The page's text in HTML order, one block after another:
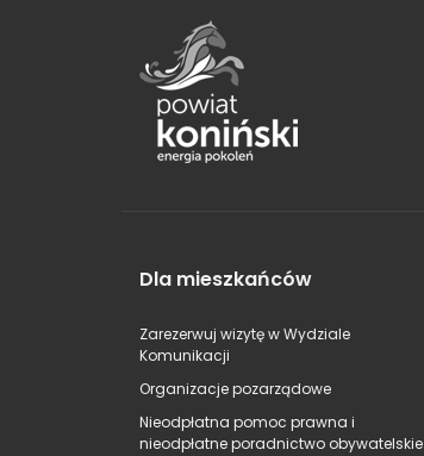
Dla mieszkańców
Zarezerwuj wizytę w Wydziale
Komunikacji
Organizacje pozarządowe
Nieodpłatna pomoc prawna i
nieodpłatne poradnictwo obywatelskie